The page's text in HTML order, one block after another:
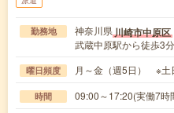
勤務地 神奈川県川崎市中原区
武蔵中原駅から徒歩3分
曜日頻度 月～金（週5日） ※土
時間 09:00～17:20(実働7